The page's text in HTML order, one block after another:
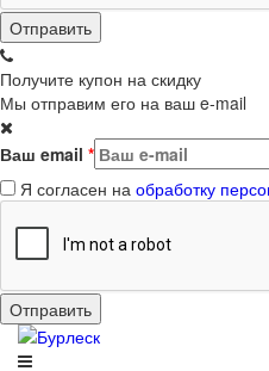
Получите купон на скидку
Мы отправим его на ваш e-mail
Ваш email *
Я согласен на обработку